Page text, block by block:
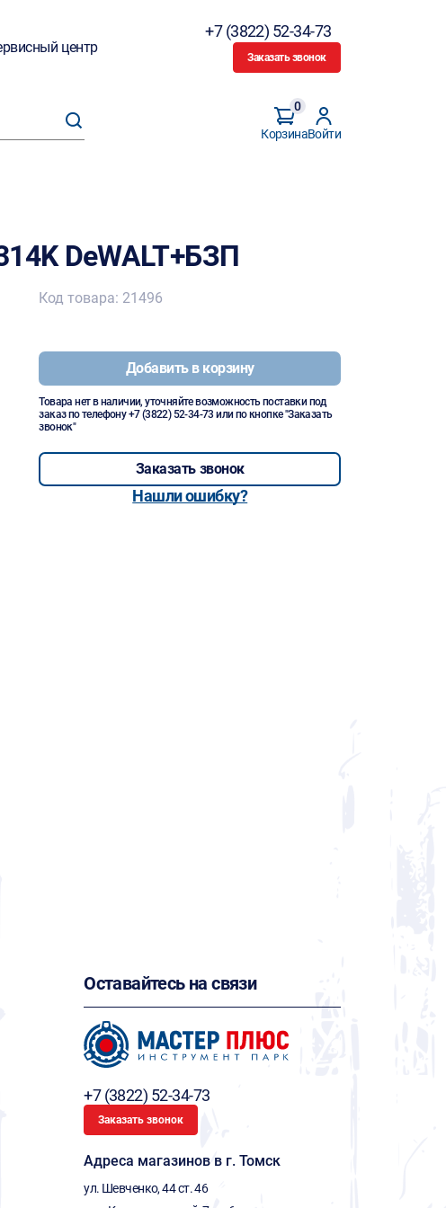
центр
+7 (3822) 52-34-73
Заказать звонок
Корзина
0
Войти
DeWALT+БЗП
Код товара: 21496
Добавить в корзину
Товара нет в наличии, уточняйте возможность поставки под
заказ по телефону+7 (3822) 52-34-73 или по кнопке "Заказать
звонок"
Заказать звонок
Нашли ошибку?
Оставайтесь на связи
+7 (3822) 52-34-73
Заказать звонок
Адреса магазинов в г. Томск
ул. Шевченко, 44 ст. 46